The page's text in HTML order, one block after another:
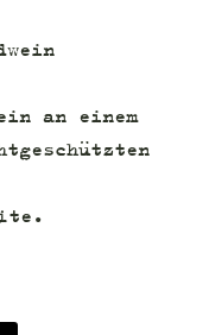
an einem